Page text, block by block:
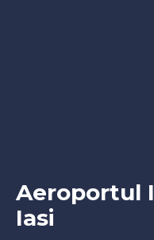
Aeroportul
Iasi